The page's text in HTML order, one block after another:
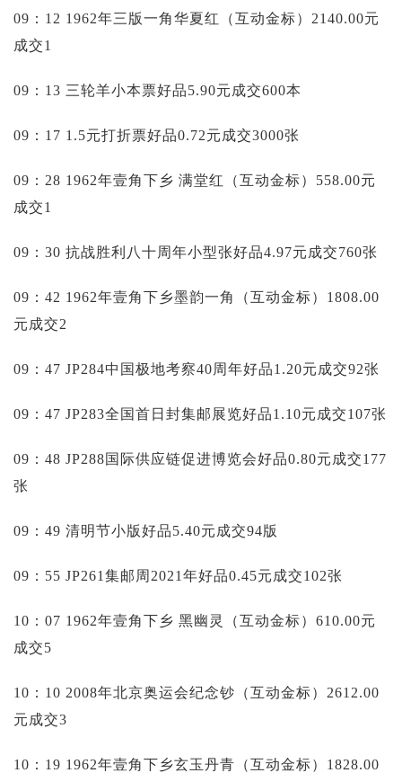
09：12 1962年三版一角华夏红（互动金标）2140.00元
成交1
09：13 三轮羊小本票好品5.90元成交600本
09：17 1.5元打折票好品0.72元成交3000张
09：28 1962年壹角下乡 满堂红（互动金标）558.00元
成交1
09：30 抗战胜利八十周年小型张好品4.97元成交760张
09：42 1962年壹角下乡墨韵一角（互动金标）1808.00
元成交2
09：47 JP284中国极地考察40周年好品1.20元成交92张
09：47 JP283全国首日封集邮展览好品1.10元成交107张
09：48 JP288国际供应链促进博览会好品0.80元成交177
张
09：49 清明节小版好品5.40元成交94版
09：55 JP261集邮周2021年好品0.45元成交102张
10：07 1962年壹角下乡 黑幽灵（互动金标）610.00元
成交5
10：10 2008年北京奥运会纪念钞（互动金标）2612.00
元成交3
10：19 1962年壹角下乡玄玉丹青（互动金标）1828.00